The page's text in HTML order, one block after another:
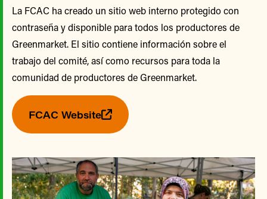
La FCAC ha creado un sitio web interno protegido con
contraseña y disponible para todos los productores de
Greenmarket. El sitio contiene información sobre el
trabajo del comité, así como recursos para toda la
comunidad de productores de Greenmarket.
FCAC Website